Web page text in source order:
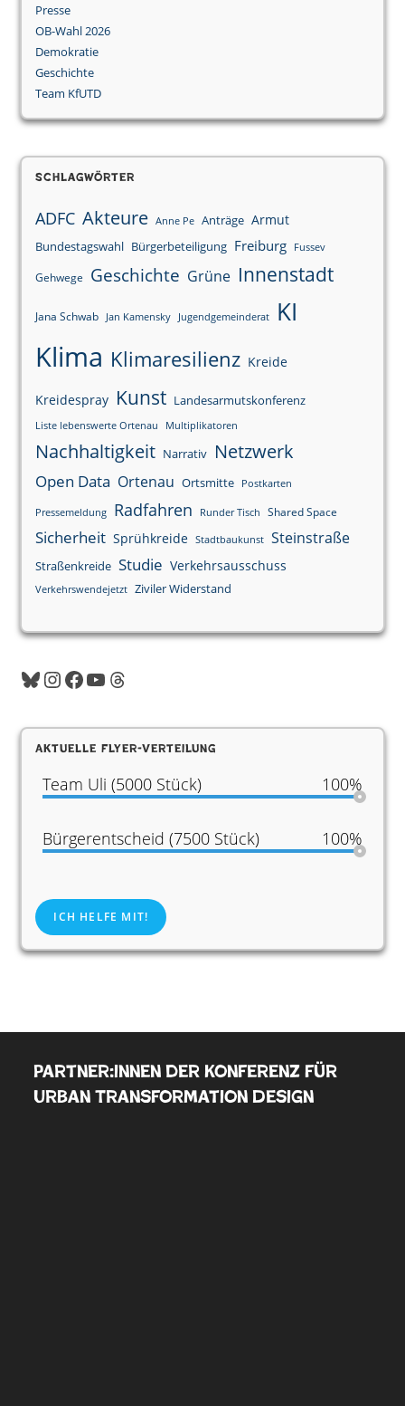
Presse
OB-Wahl 2026
Demokratie
Geschichte
Team KfUTD
Schlagwörter
ADFC Akteure Anne Pe Anträge Armut
Bundestagswahl Bürgerbeteiligung Freiburg Fussev
Gehwege Geschichte Grüne Innenstadt
Jana Schwab Jan Kamensky Jugendgemeinderat KI
Klima Klimaresilienz Kreide
Kreidespray Kunst Landesarmutskonferenz
Liste lebenswerte Ortenau Multiplikatoren
Nachhaltigkeit Narrativ Netzwerk
Open Data Ortenau Ortsmitte Postkarten
Pressemeldung Radfahren Runder Tisch Shared Space
Sicherheit Sprühkreide Stadtbaukunst Steinstraße
Straßenkreide Studie Verkehrsausschuss
Verkehrswendejetzt Ziviler Widerstand
BlueskyInstagram
Facebook
YouTubeThreads
Aktuelle Flyer-Verteilung
Team Uli (5000 Stück) 100%
Bürgerentscheid (7500 Stück) 100%
ICH HELFE MIT!
Partner:innen der Konferenz für
Urban Transformation Design